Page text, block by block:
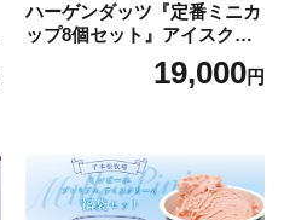
ハーゲンダッツ『定番ミニカ
ップ8個セット』アイスクリ
ーム アイス スイーツ デザー
19,000円